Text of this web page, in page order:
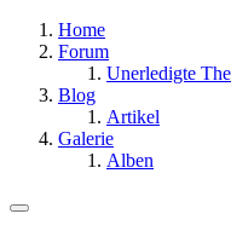
Home
Forum
Unerledigte
Blog
Artikel
Galerie
Alben